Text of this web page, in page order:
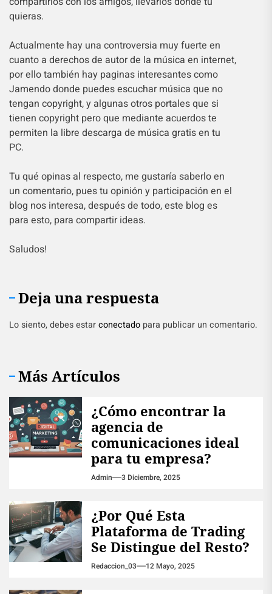
quieras.
Actualmente hay una controversia muy fuerte en
cuanto a derechos de autor de la música en internet,
por ello también hay paginas interesantes como
Jamendo donde puedes escuchar música que no
tengan copyright, y algunas otros portales que si
tienen copyright pero que mediante acuerdos te
permiten la libre descarga de música gratis en tu
PC.
Tu qué opinas al respecto, me gustaría saberlo en
un comentario, pues tu opinión y participación en el
blog nos interesa, después de todo, este blog es
para esto, para compartir ideas.
Saludos!
Deja una respuesta
Lo siento, debes estarconectado para publicar un comentario.
Más Artículos
¿Cómo encontrar la
agencia de
comunicaciones ideal
para tu empresa?
Admin 3 Diciembre, 2025
¿Por Qué Esta
Plataforma de Trading
Se Distingue del Resto?
Redaccion_03 12 Mayo, 2025